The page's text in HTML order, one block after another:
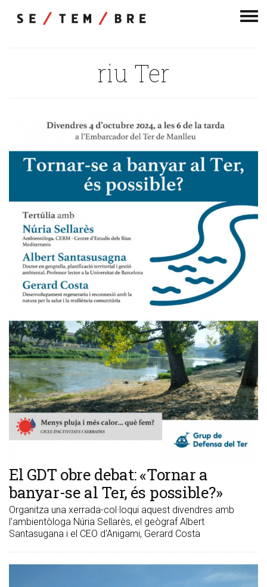
riu Ter
El GDT obre debat: «Tornar a
banyar-se al Ter, és possible?»
Organitza una xerrada-col·loqui aquest divendres amb
l'ambientòloga Núria Sellarès, el geògraf Albert
Santasugana i el CEO d'Anigami, Gerard Costa